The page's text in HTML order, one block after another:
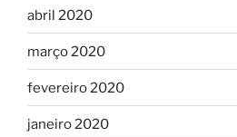
abril 2020
março 2020
fevereiro 2020
janeiro 2020